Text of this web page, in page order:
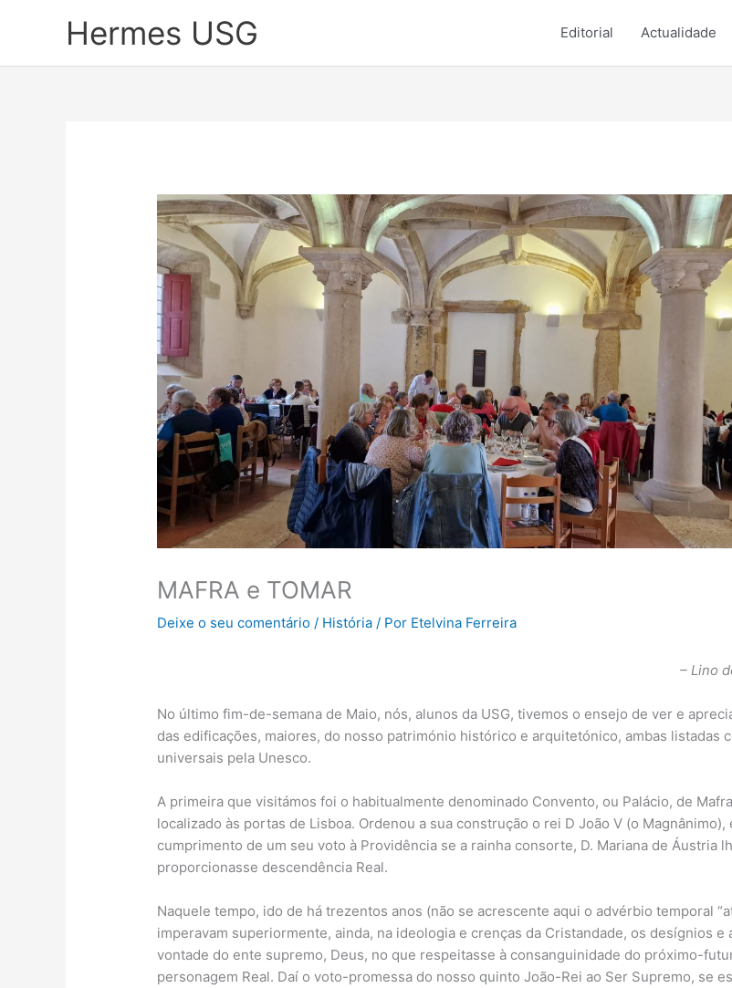
Hermes USG Editorial Actualidade
MAFRA e TOMAR
Deixe o seu comentário / História / Por Etelvina Ferreira
– Lino
No último fim-de-semana de Maio, nós, alunos da USG, tivemos o ensejo de ver e
das edificações, maiores, do nosso património histórico e arquitetónico, ambas listadas
universais pela Unesco.
A primeira que visitámos foi o habitualmente denominado Convento, ou Palácio, de
localizado às portas de Lisboa. Ordenou a sua construção o rei D João V (o Magnânimo),
cumprimento de um seu voto à Providência se a rainha consorte, D. Mariana de Áustria
proporcionasse descendência Real.
Naquele tempo, ido de há trezentos anos (não se acrescente aqui o advérbio temporal
imperavam superiormente, ainda, na ideologia e crenças da Cristandade, os desígnios e
vontade do ente supremo, Deus, no que respeitasse à consanguinidade do próximo-
personagem Real. Daí o voto-promessa do nosso quinto João-Rei ao Ser Supremo, se